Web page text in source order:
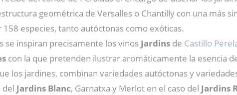
geométrica de Versalles o Chantilly con una más
158 especies, tanto autóctonas como exóticas.
se inspiran precisamente los vinos Jardins de Castillo
con la que pretenden ilustrar aromáticamente la esencia
los jardines, combinan variedades autóctonas y
del Jardins Blanc, Garnatxa y Merlot en el caso del Jardins